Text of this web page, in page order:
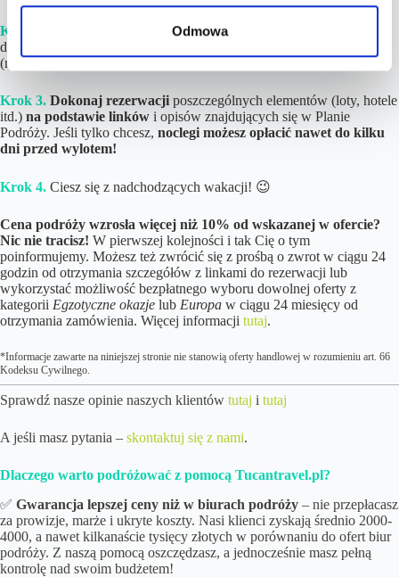
Odmowa
Krok 2.
na gotowy Plan Podróży ze szczegółami i linkami
do rezerwacji. Zwykle
(maksymalnie do 12 godzin).
Krok 3. Dokonaj rezerwacji poszczególnych elementów (loty, hotele
itd.) na podstawie linków i opisów znajdujących się w Planie
Podróży. Jeśli tylko chcesz, noclegi możesz opłacić nawet do kilku
dni przed wylotem!
Krok 4. Ciesz się z nadchodzących wakacji! 😉
Cena podróży wzrosła więcej niż 10% od wskazanej w ofercie?
Nic nie tracisz! W pierwszej kolejności i tak Cię o tym
poinformujemy. Możesz też zwrócić się z prośbą o zwrot w ciągu 24
godzin od otrzymania szczegółów z linkami do rezerwacji lub
wykorzystać możliwość bezpłatnego wyboru dowolnej oferty z
kategorii Egzotyczne okazje lub Europa w ciągu 24 miesięcy od
otrzymania zamówienia. Więcej informacji tutaj.
*Informacje zawarte na niniejszej stronie nie stanowią oferty handlowej w rozumieniu art. 66
Kodeksu Cywilnego.
Sprawdź nasze opinie naszych klientów tutaj i tutaj
A jeśli masz pytania – skontaktuj się z nami.
Dlaczego warto podróżować z pomocą Tucantravel.pl?
✅ Gwarancja lepszej ceny niż w biurach podróży – nie przepłacasz
za prowizje, marże i ukryte koszty. Nasi klienci zyskają średnio 2000-
4000, a nawet kilkanaście tysięcy złotych w porównaniu do ofert biur
podróży. Z naszą pomocą oszczędzasz, a jednocześnie masz pełną
kontrolę nad swoim budżetem!